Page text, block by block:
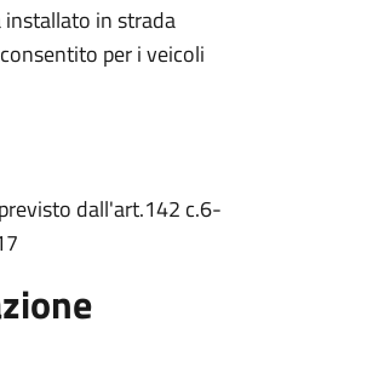
in strada
per i veicoli
dall'art.142 c.6-